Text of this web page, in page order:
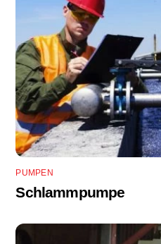
PUMPEN
Schlammpumpe